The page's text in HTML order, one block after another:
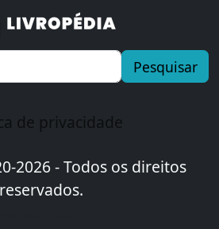
Pesquisar
de privacidade
2026 - Todos os direitos
reservados.